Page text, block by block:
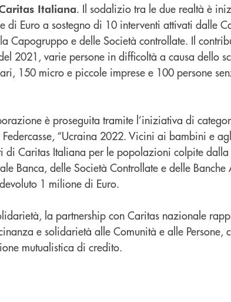
Italiana. Il sodalizio tra le due realtà è
Euro a sostegno di 10 interventi attivati dalle
Capogruppo e delle Società controllate. Il
2021, varie persone in difficoltà a causa dello
150 micro e piccole imprese e 100 persone
è proseguita tramite l’iniziativa di
“Ucraina 2022. Vicini ai bambini e
di Caritas Italiana per le popolazioni colpite
Banca, delle Società Controllate e delle Banche
1 milione di Euro.
la partnership con Caritas nazionale
e solidarietà alle Comunità e alle Persone,
mutualistica di credito.